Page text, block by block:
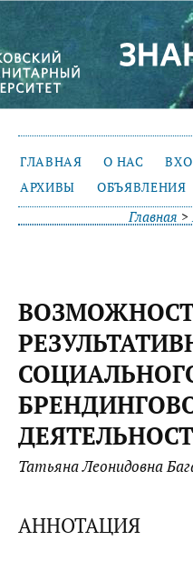
ГЛАВНАЯ О НАС
АРХИВЫ
ОБЪЯВЛЕНИЯ
Главная >
Татьяна Леонидовна
АННОТАЦИЯ